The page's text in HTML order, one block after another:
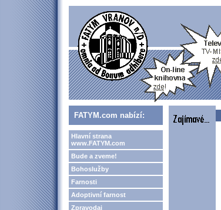
FATYM.com nabízí:
Hlavní strana
www.FATYM.com
Bude a zveme!
Bohoslužby
Farnosti
Adoptivní farnost
Zpravodaj